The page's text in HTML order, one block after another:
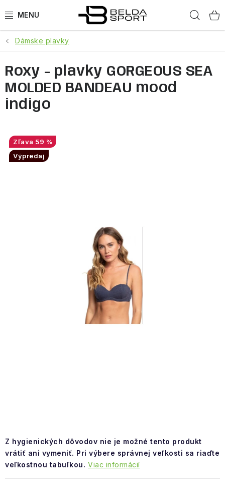
na
ŠPORTY
BEH
OBLEČENIE
Doprava a platba
Dámske plavky
Z hygienických dôvodov nie je možné tento produkt
vrátiť ani vymeniť. Pri výbere správnej veľkosti sa riaďte
veľkostnou tabuľkou. Viac informácií
Roxy - plavky GORGEOUS SEA
MOLDED BANDEAU mood
indigo
59 %
Výpredaj